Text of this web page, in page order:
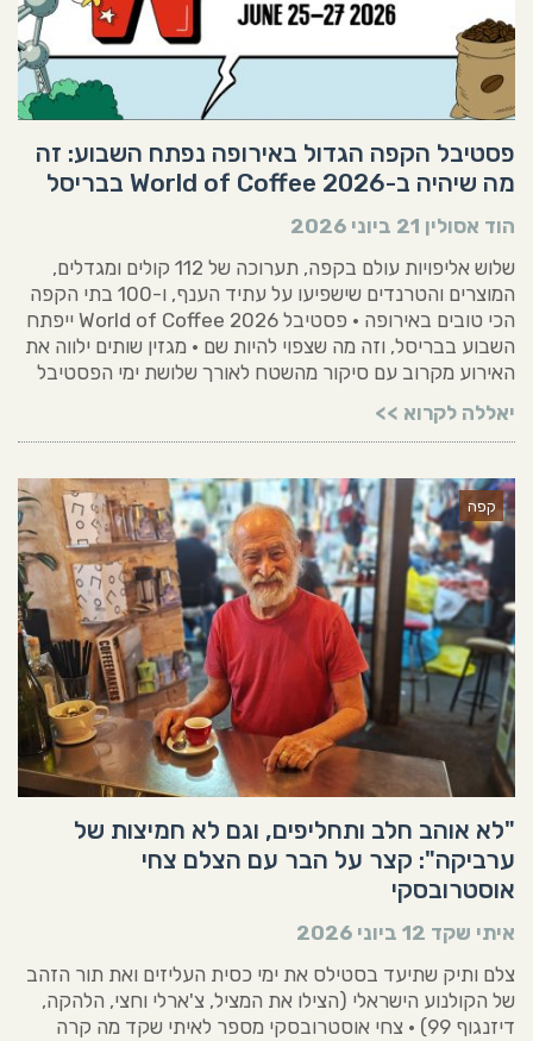
פסטיבל הקפה הגדול באירופה נפתח השבוע: זה
מה שיהיה ב-World of Coffee 2026 בבריסל
הוד אסולין 21 ביוני 2026
שלוש אליפויות עולם בקפה, תערוכה של 112 קולים ומגדלים,
המוצרים והטרנדים שישפיעו על עתיד הענף, ו-100 בתי הקפה
הכי טובים באירופה • פסטיבל World of Coffee 2026 ייפתח
השבוע בבריסל, וזה מה שצפוי להיות שם • מגזין שותים ילווה את
האירוע מקרוב עם סיקור מהשטח לאורך שלושת ימי הפסטיבל
יאללה לקרוא >>
קפה
"לא אוהב חלב ותחליפים, וגם לא חמיצות של
ערביקה": קצר על הבר עם הצלם צחי
אוסטרובסקי
איתי שקד 12 ביוני 2026
צלם ותיק שתיעד בסטילס את ימי כסית העליזים ואת תור הזהב
של הקולנוע הישראלי (הצילו את המציל, צ'ארלי וחצי, הלהקה,
דיזנגוף 99) • צחי אוסטרובסקי מספר לאיתי שקד מה קרה